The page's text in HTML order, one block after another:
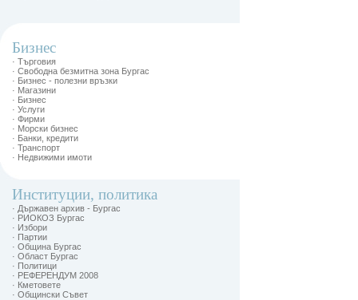
Бизнес
· Търговия
· Свободна безмитна зона Бургас
· Бизнес - полезни връзки
· Магазини
· Бизнес
· Услуги
· Фирми
· Морски бизнес
· Банки, кредити
· Транспорт
· Недвижими имоти
Институции, политика
· Държавен архив - Бургас
· РИОКОЗ Бургас
· Избори
· Партии
· Община Бургас
· Област Бургас
· Политици
· РЕФЕРЕНДУМ 2008
· Кметовете
· Общински Съвет